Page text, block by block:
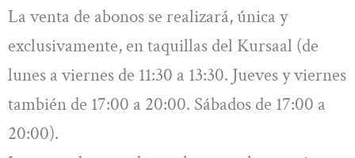
La venta de abonos se realizará, única y
exclusivamente, en taquillas del Kursaal (de
lunes a viernes de 11:30 a 13:30. Jueves y viernes
también de 17:00 a 20:00. Sábados de 17:00 a
20:00).